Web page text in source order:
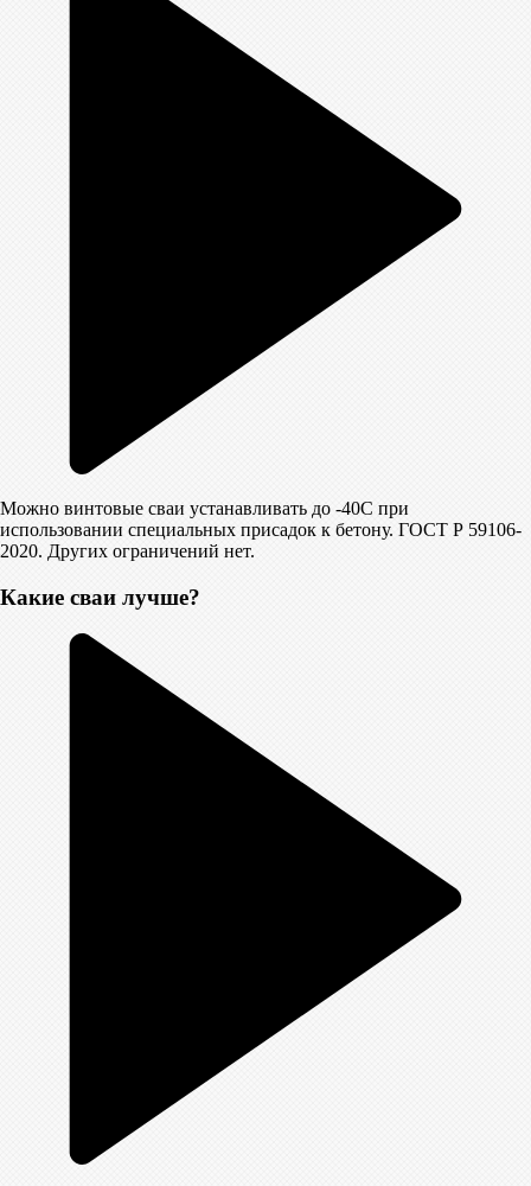
Можно винтовые сваи устанавливать до -40С при
использовании специальных присадок к бетону. ГОСТ Р 59106-
2020. Других ограничений нет.
Какие сваи лучше?